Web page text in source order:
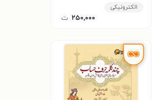
الکترونیکی
۲۵۰,۰۰۰ ت